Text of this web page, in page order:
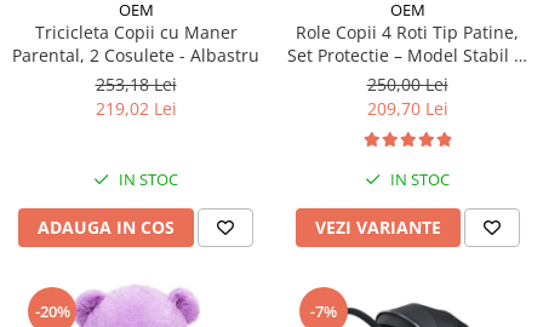
OEM
Tricicleta Copii cu Maner
Parental, 2 Cosulete - Albastru
253,18 Lei
219,02 Lei
IN STOC
ADAUGA IN COS
OEM
Role Copii 4 Roti Tip Patine,
Set Protectie – Model Stabil si
Reglabil - Albastru
250,00 Lei
209,70 Lei
IN STOC
VEZI VARIANTE
-20% -7%